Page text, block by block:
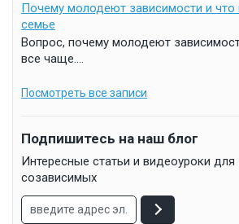
Почему молодеют зависимости и что
семье
Вопрос, почему молодеют
все чаще....
Посмотреть все записи
Подпишитесь на наш блог
Интересные статьи и видеоуроки
созависимых